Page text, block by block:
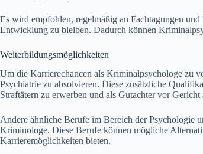
Es wird empfohlen, regelmäßig an Fachtagungen
Entwicklung zu bleiben. Dadurch können
Weiterbildungsmöglichkeiten
Um die Karrierechancen als Kriminalpsychologe zu
Psychiatrie zu absolvieren. Diese zusätzliche
Straftätern zu erwerben und als Gutachter vor Gericht
Andere ähnliche Berufe im Bereich der Psychologie
Kriminologe. Diese Berufe können mögliche
Karrieremöglichkeiten bieten.